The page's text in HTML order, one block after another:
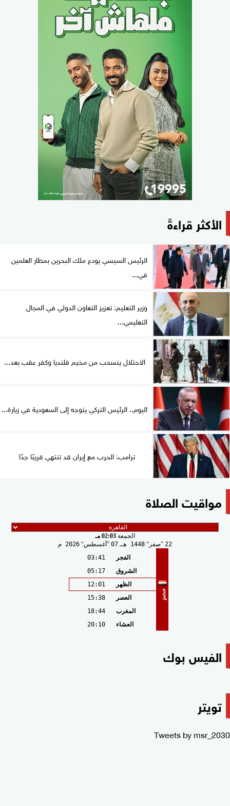
الأكثر قراءةً
الرئيس السيسي يودع ملك البحرين بمطار العلمين
في...
وزير التعليم: تعزيز التعاون الدولي في المجال
التعليمي...
الاحتلال ينسحب من مخيم قلنديا وكفر عقب بعد...
اليوم.. الرئيس التركي يتوجه إلى السعودية في زيارة...
ترامب: الحرب مع إيران قد تنتهي قريبًا جدًا
مواقيت الصلاة
الجمعة 02:03 مـ
22
صفر 1448 هـ 07 أغسطس 2026 م
مصر
الفجر
03:41
الشروق
05:17
الظهر
12:01
العصر
15:38
المغرب
18:44
العشاء
20:10
الفيس بوك
تويتر
Tweets by msr_2030